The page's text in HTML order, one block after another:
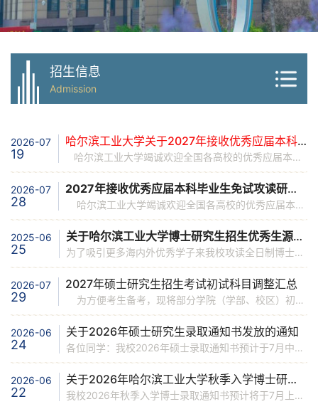
招生信息
Admission
2026-07
19
哈尔滨工业大学关于2027年接收优秀应届本科毕业生免试攻读研究生报名的通知
哈尔滨工业大学竭诚欢迎全国各高校的优秀应届本科毕业生通过推荐免试方式来我校攻读研究生。我校2027年接收优秀应届本科毕业生免试攻读研究生报名的通知如下：一、有关说明1.我校硕士研究生基本修业年限为2～3年，具体参见学院、学部、校区（以下统称学院）相关通知。推免生可以跨学科申请攻读硕士、博士学位研究生。2.我校学术学位硕士研究生纳入硕博贯通培养体系培养，在硕士在读阶段可提前修读博士阶段相关课程。如申请硕博连读，最早可于研一下学期起开始申请。3.我校直博生及硕博连读生的基本修业年限均为5年，完成培养方案规定内容者可申请提前毕业。
2026-07
28
2027年接收优秀应届本科毕业生免试攻读研究生报名通知汇总
哈尔滨工业大学竭诚欢迎全国各高校的优秀应届本科毕业生通过推荐免试方式来我校攻读研究生。已发布相关通知的招生单位如下（陆续更新中）。 1.机电工程学院 2.电气工程及自动化学院 3.马克思主义学院 4.建筑与设计学院 5.计算学部 6.仪器科学与工程学院 7.电子与信息工程学院 8.马克思主义学院 9.环境学院
2025-06
25
关于哈尔滨工业大学博士研究生招生优秀生源快响行动的通知
为了吸引更多海内外优秀学子来我校攻读全日制博士学位，我校继续开展博士研究生招生优秀生源快响行动，具体如下：一、快响行动申请条件申请人需满足下列条件之一：1.已获得或即将获得硕士学位，本科、硕士均毕业于国内外高水平大学或重要科研院所，综合情况在该学科上一年度已录取的优秀生源中位居前列。2.海外一流高校本科毕业生，本科高校原则上需同时入围THE、U.S.News、QS、ARWU主流世界大学排行榜前100名，本科GPA不低于3.5（满分4分制）。二、报名流程1.
2026-07
29
2027年硕士研究生招生考试初试科目调整汇总
为方便考生备考，现将部分学院（学部、校区）初试考试科目调整汇总如下：1.电子与信息工程学院2.威海校区（海洋科学学科）3.人文社科学部4.航天学院（光学工程学科、航空宇航科学与技术学科）注：以上内容仅供参考，并非所有学院的考试科目均有调整，最终以我校研究生招生网2027年招生简章及专业目录（预计9月发布）为准。
2026-06
24
关于2026年硕士研究生录取通知书发放的通知
各位同学：我校2026年硕士录取通知书预计于7月中上旬开始陆续发放，现将相关事宜通知如下： 1.负责发放单位校本部的通知书由校本部各录取学院、学部发放（含深圳校区第一学年在本部报到学生），深圳校区的通知书由深圳校区教务部招生处发放，威海校区的通知书由威海校区研究生处发放，未来工学院录取的各校区学生的通知书由未来工学院统一发放。如有疑问请联系相关单位。 2.通知书发放形式通知书可自取或邮寄。硕士通知书邮寄地址采集系统已开放，请通过研究生招生网（https://yzb.hit.edu.
2026-06
22
关于2026年哈尔滨工业大学秋季入学博士研究生录取通知书邮寄地址修改的通知
我校2026年秋季入学博士录取通知书预计将于7月上旬发放。录取为校本部各学院的在校生持本人有效身份证到报考学院、学部领取通知书（具体日期由学院通知）；其他考生的通知书均采用顺丰快递的方式邮寄。邮寄地址默认为考生报名时填报的通信地址，如要修改的通信地址可通过通知书地址采集系统进行修改（点击此处登录，用户名为身份证号码，密码为身份证后六位），系统开放时间6月23日-30日。录取为深圳校区和威海校区海洋学科考生的通知书，由两个校区分别发放或者邮寄，如要修改的通信地址也登陆上述系统进行修改。邮递期间请注意保持通讯畅通，并及时查收快递，考生可通过顺丰速运官网、官方微信号查询邮寄情况。